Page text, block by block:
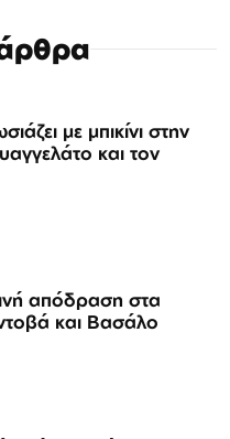
με μπικίνι στην
και τον
απόδραση στα
και Βασάλο